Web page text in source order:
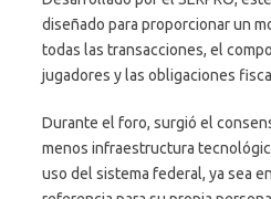
diseñado para proporcionar un
todas las transacciones, el
jugadores y las obligaciones
Durante el foro, surgió el
menos infraestructura
uso del sistema federal, ya sea